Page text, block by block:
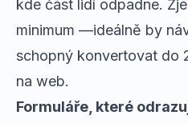
kde část lidí odpadne.
minimum —ideálně by
schopný konvertovat do
na web.
Formuláře, které